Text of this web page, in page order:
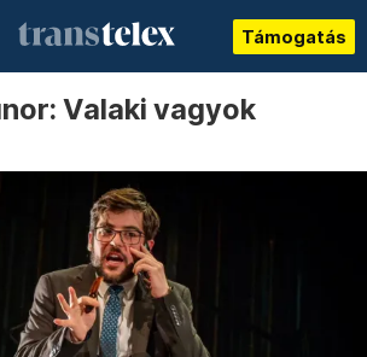
Támogatás
Valaki vagyok